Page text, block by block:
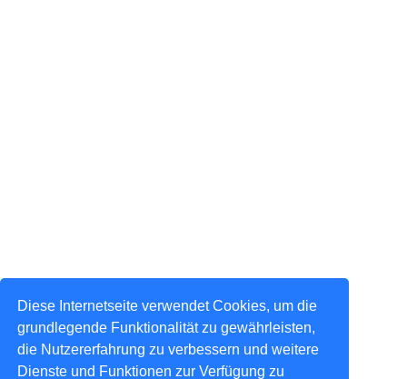
Diese Internetseite verwendet Cookies, um die
grundlegende Funktionalität zu gewährleisten,
die Nutzererfahrung zu verbessern und weitere
Dienste und Funktionen zur Verfügung zu